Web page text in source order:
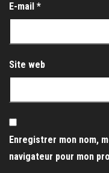
E-mail *
Site web
Enregistrer mon nom,
navigateur pour mon